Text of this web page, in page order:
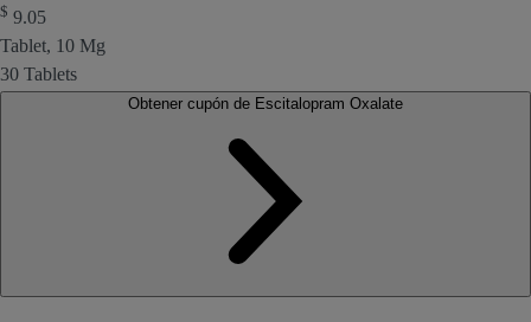
$ 9.05
Tablet, 10 Mg
30 Tablets